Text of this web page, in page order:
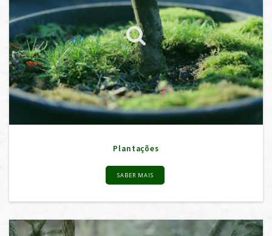
Plantações
SABER MAIS